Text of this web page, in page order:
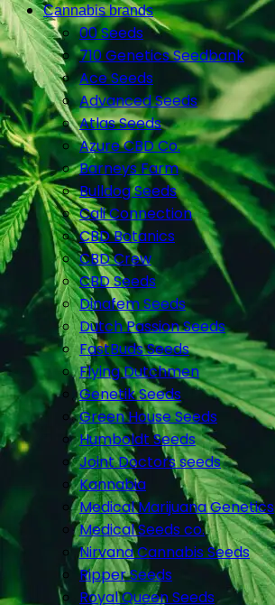
Cannabis brands
00 Seeds
710 Genetics Seedbank
Ace Seeds
Advanced Seeds
Atlas Seeds
Azure CBD Co.
Barneys Farm
Bulldog Seeds
Cali Connection
CBD Botanics
CBD Crew
CBD Seeds
Dinafem Seeds
Dutch Passion Seeds
FastBuds Seeds
Flying Dutchmen
Genetik Seeds
Green House Seeds
Humboldt Seeds
Joint Doctors seeds
Kannabia
Medical Marijuana Genetics
Medical Seeds co.
Nirvana Cannabis Seeds
Ripper Seeds
Royal Queen Seeds